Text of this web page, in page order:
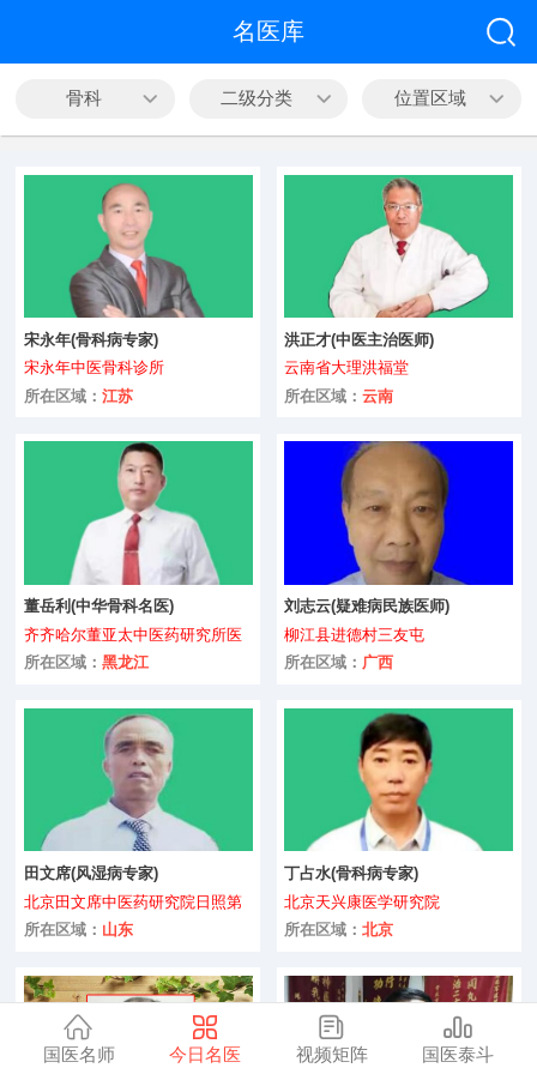
名医库
骨科 二级分类 位置区域
宋永年(骨科病专家)
宋永年中医骨科诊所
所在区域： 江苏
咨询
洪正才(中医主治医师)
云南省大理洪福堂
所在区域：云南
董岳利(中华骨科名医)
齐齐哈尔董亚太中医药研究所医
道寿养养生中心
所在区域： 黑龙江
咨询
刘志云(疑难病民族医师)
柳江县进德村三友屯
所在区域： 广西
田文席(风湿病专家)
北京田文席中医药研究院日照第
一分院
所在区域： 山东
咨询
丁占水(骨科病专家)
北京天兴康医学研究院
所在区域：北京
国医名师 今日名医 视频矩阵 国医泰斗
心脑血管
外科
男科
保健养生
骨科
微整形
肿瘤科
康复科
肝病专科